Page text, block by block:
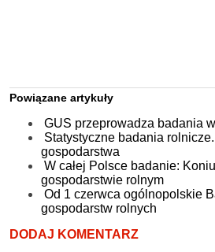
Powiązane artykuły
GUS przeprowadza badania
Statystyczne badania
gospodarstwa
W całej Polsce badanie:
gospodarstwie rolnym
Od 1 czerwca ogólnopolskie
gospodarstw rolnych
DODAJ KOMENTARZ